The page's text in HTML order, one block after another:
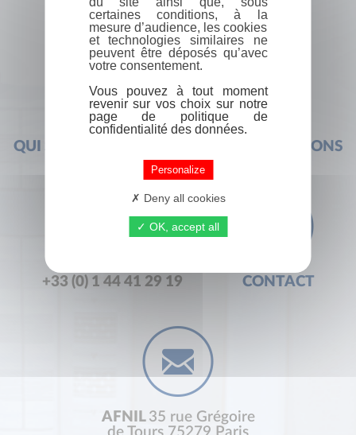
QUI SOMMES-NOUS ? FOIRE AUX QUESTIONS
+33 (0) 1 44 41 29 19 CONTACT
AFNIL 35 rue Grégoire
certaines conditions, à la
mesure d’audience, les cookies
et technologies similaires ne
peuvent être déposés qu’avec
votre consentement.
Vous pouvez à tout moment
revenir sur vos choix sur notre
page de politique de
confidentialité des données.
Personalize
Deny all cookies
OK, accept all